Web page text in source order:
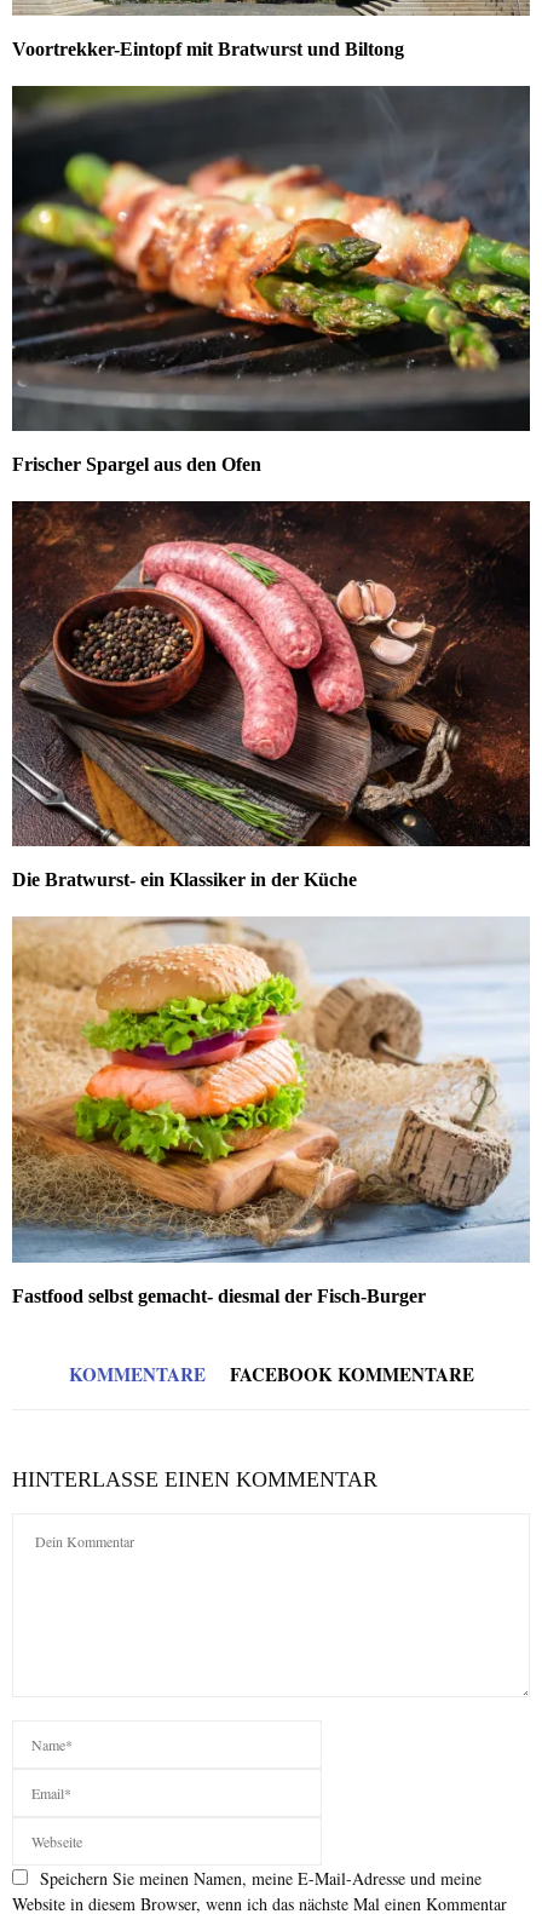
Voortrekker-Eintopf mit Bratwurst und Biltong
Frischer Spargel aus den Ofen
Die Bratwurst- ein Klassiker in der Küche
Fastfood selbst gemacht- diesmal der Fisch-Burger
KOMMENTARE FACEBOOK KOMMENTARE
HINTERLASSE EINEN KOMMENTAR
Speichern Sie meinen Namen, meine E-Mail-Adresse und meine
Website in diesem Browser, wenn ich das nächste Mal einen Kommentar